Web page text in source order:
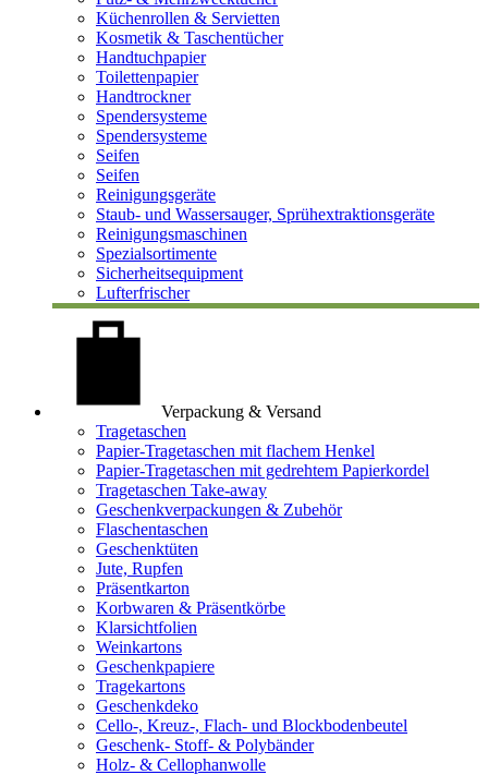
Küchenrollen & Servietten
Kosmetik & Taschentücher
Handtuchpapier
Toilettenpapier
Handtrockner
Spendersysteme
Spendersysteme
Seifen
Seifen
Reinigungsgeräte
Staub- und Wassersauger, Sprühextraktionsgeräte
Reinigungsmaschinen
Spezialsortimente
Sicherheitsequipment
Lufterfrischer
Verpackung & Versand
Tragetaschen
Papier-Tragetaschen mit flachem Henkel
Papier-Tragetaschen mit gedrehtem Papierkordel
Tragetaschen Take-away
Geschenkverpackungen & Zubehör
Flaschentaschen
Geschenktüten
Jute, Rupfen
Präsentkarton
Korbwaren & Präsentkörbe
Klarsichtfolien
Weinkartons
Geschenkpapiere
Tragekartons
Geschenkdeko
Cello-, Kreuz-, Flach- und Blockbodenbeutel
Geschenk- Stoff- & Polybänder
Holz- & Cellophanwolle